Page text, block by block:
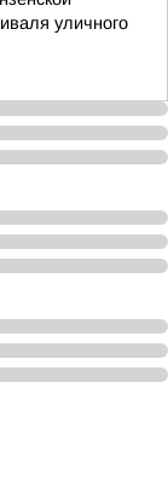
уличного